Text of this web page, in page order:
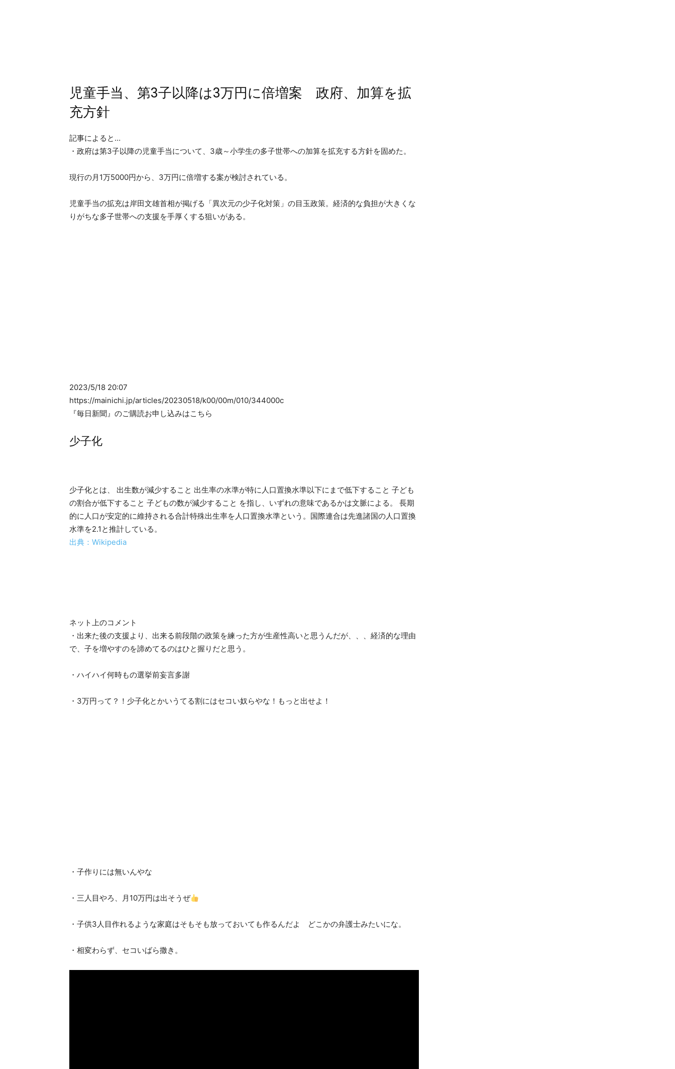
児童手当、第3子以降は3万円に倍増案 政府、加算を拡
充方針
記事によると…
・政府は第3子以降の児童手当について、3歳～小学生の多子世帯への加算を拡充する方針を固めた。
現行の月1万5000円から、3万円に倍増する案が検討されている。
児童手当の拡充は岸田文雄首相が掲げる「異次元の少子化対策」の目玉政策。経済的な負担が大きくな
りがちな多子世帯への支援を手厚くする狙いがある。
2023/5/18 20:07
https://mainichi.jp/articles/20230518/k00/00m/010/344000c
『毎日新聞』のご購読お申し込みはこちら
少子化
少子化とは、 出生数が減少すること 出生率の水準が特に人口置換水準以下にまで低下すること 子ども
の割合が低下すること 子どもの数が減少すること を指し、いずれの意味であるかは文脈による。 長期
的に人口が安定的に維持される合計特殊出生率を人口置換水準という。国際連合は先進諸国の人口置換
水準を2.1と推計している。
出典：Wikipedia
ネット上のコメント
・出来た後の支援より、出来る前段階の政策を練った方が生産性高いと思うんだが、、、経済的な理由
で、子を増やすのを諦めてるのはひと握りだと思う。
・ハイハイ何時もの選挙前妄言多謝
・3万円って？！少子化とかいうてる割にはセコい奴らやな！もっと出せよ！
・子作りには無いんやな
・三人目やろ、月10万円は出そうぜ
・子供3人目作れるような家庭はそもそも放っておいても作るんだよ どこかの弁護士みたいにな。
・相変わらず、セコいばら撒き。